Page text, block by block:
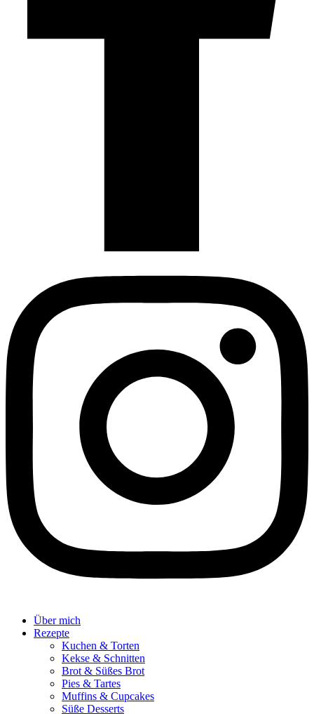
Über mich
Rezepte
Kuchen & Torten
Kekse & Schnitten
Brot & Süßes Brot
Pies & Tartes
Muffins & Cupcakes
Süße Desserts